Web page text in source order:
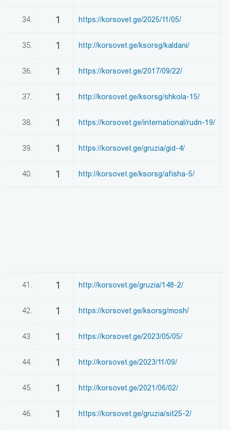
34. 1 https://korsovet.ge/2025/11/05/
35. 1 http://korsovet.ge/ksorsg/kaldani/
36. 1 https://korsovet.ge/2017/09/22/
37. 1 http://korsovet.ge/ksorsg/shkola-15/
38. 1 https://korsovet.ge/international/rudn-19/
39. 1 https://korsovet.ge/gruzia/gid-4/
40. 1 http://korsovet.ge/ksorsg/afisha-5/
41. 1 http://korsovet.ge/gruzia/148-2/
42. 1 https://korsovet.ge/ksorsg/mosh/
43. 1 https://korsovet.ge/2023/05/05/
44. 1 http://korsovet.ge/2023/11/09/
45. 1 http://korsovet.ge/2021/06/02/
46. 1 https://korsovet.ge/gruzia/sit25-2/